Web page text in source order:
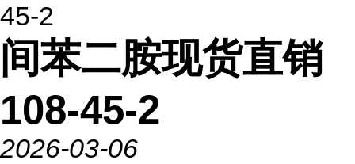
45-2
间苯二胺现货直销
108-45-2
2026-03-06